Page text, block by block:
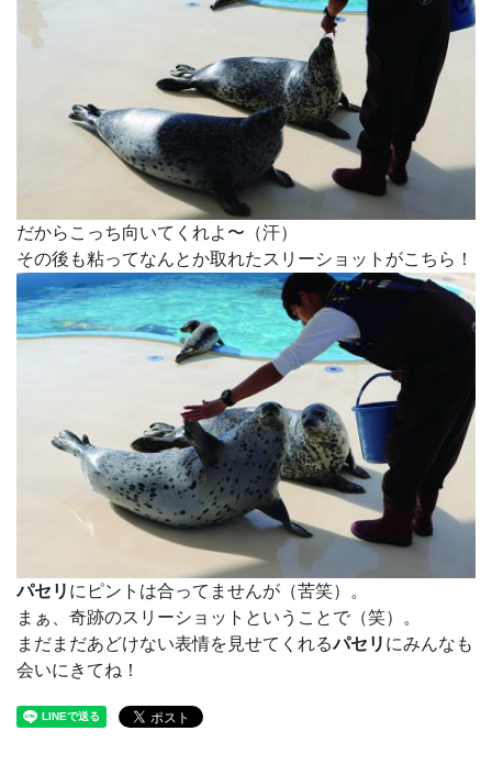
だからこっち向いてくれよ〜（汗）
その後も粘ってなんとか取れたスリーショットがこちら！
パセリ にピントは合ってませんが（苦笑）。
まぁ、奇跡のスリーショットということで（笑）。
まだまだあどけない表情を見せてくれるパセリ にみんなも
会いにきてね！